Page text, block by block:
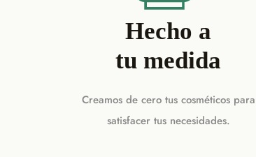
Hecho a
tu medida
Creamos de cero tus cosméticos para
satisfacer tus necesidades.